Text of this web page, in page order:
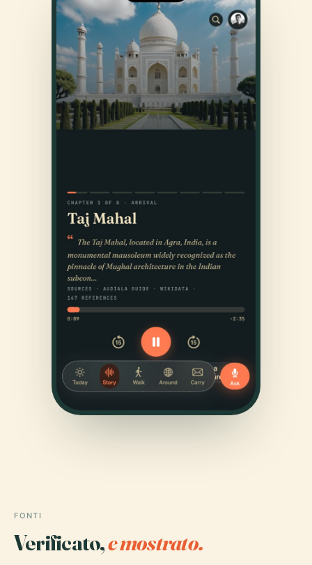
FONTI
Verificato,e mostrato.